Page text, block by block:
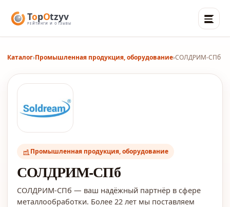
Каталог›Промышленная продукция, оборудование›СОЛДРИМ-СПб
Промышленная продукция, оборудование
СОЛДРИМ-СПб
СОЛДРИМ-СПб — ваш надёжный партнёр в сфере
металлообработки. Более 22 лет мы поставляем